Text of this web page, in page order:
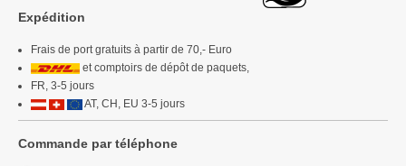
Expédition
Frais de port gratuits à partir de 70,- Euro
et comptoirs de dépôt de paquets,
FR, 3-5 jours
AT, CH, EU 3-5 jours
Commande par téléphone